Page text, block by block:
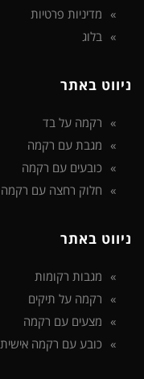
מדיניות פרטיות
בלוג
ניווט באתר
רקמה על בד
מגבת עם רקמה
כובעים עם רקמה
חלוק רחצה עם רקמה
ניווט באתר
מגבות רקומות
רקמה על תיקים
מצעים עם רקמה
כובע עם רקמה אישית